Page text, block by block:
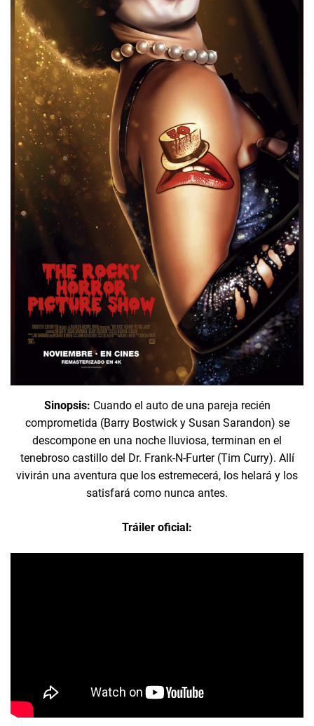
Sinopsis: Cuando el auto de una pareja recién
comprometida (Barry Bostwick y Susan Sarandon) se
descompone en una noche lluviosa, terminan en el
tenebroso castillo del Dr. Frank-N-Furter (Tim Curry). Allí
vivirán una aventura que los estremecerá, los helará y los
satisfará como nunca antes.
Tráiler oficial: